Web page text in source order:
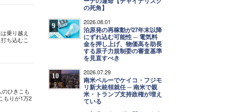
乗り越え
ち込むこ
ひきこも
もりが1万2
の死角】
9 2026.08.01
泊原発の再稼動が27年末以降
にずれ込む可能性 ─ 電気料
金を押し上げ、物価高を助長
する原子力規制委の審査基準
を見直すべき
10 2026.07.29
南米ペルーでケイコ・フジモ
リ新大統領就任 ─ 南米で親
米・トランプ支持政権が増え
ている